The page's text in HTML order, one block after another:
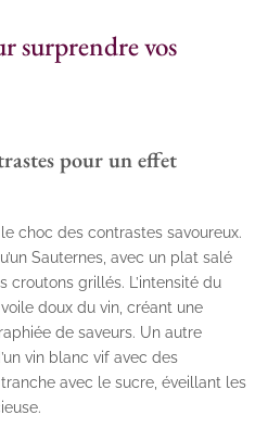
surprendre vos
pour un effet
choc des contrastes savoureux.
Sauternes, avec un plat salé
grillés. L’intensité du
doux du vin, créant une
de saveurs. Un autre
vin blanc vif avec des
avec le sucre, éveillant les